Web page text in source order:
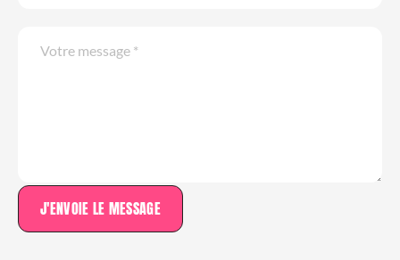
J'ENVOIE LE MESSAGE